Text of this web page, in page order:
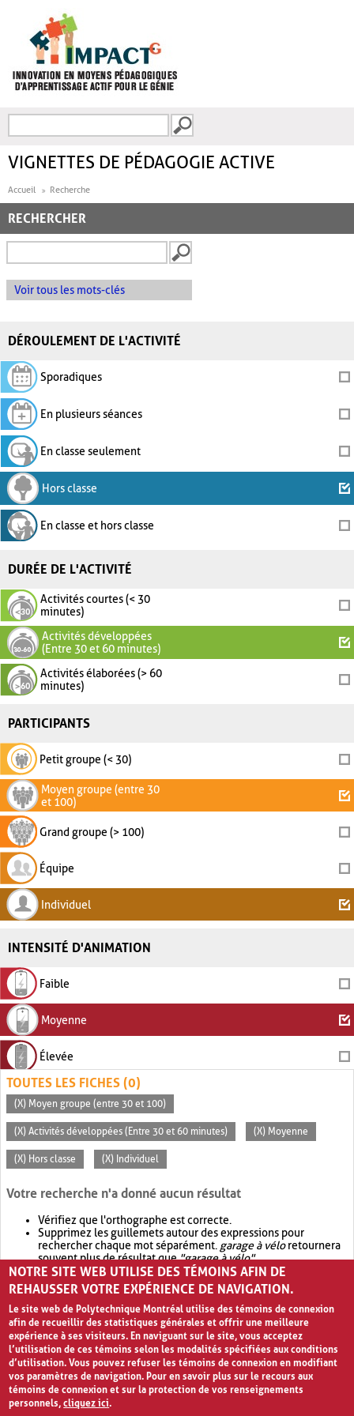
FORMULAIRE DE
VIGNETTES DE PÉDAGOGIE ACTIVE
Accueil Recherche
RECHERCHER
Voir tous les mots-clés
DÉROULEMENT DE L'ACTIVITÉ
Sporadiques
En plusieurs séances
En classe seulement
Hors classe
En classe et hors classe
DURÉE DE L'ACTIVITÉ
Activités courtes (< 30
minutes)
Activités développées
(Entre 30 et 60 minutes)
Activités élaborées (> 60
minutes)
PARTICIPANTS
Petit groupe (< 30)
Moyen groupe (entre 30
et 100)
Grand groupe (> 100)
Équipe
Individuel
INTENSITÉ D'ANIMATION
Faible
Moyenne
Élevée
TOUTES LES FICHES (0)
(X) Moyen groupe (entre 30 et 100)
(X) Activités développées (Entre 30 et 60 minutes) (X) Moyenne
(X) Hors classe (X) Individuel
Votre recherche n'a donné aucun résultat
Vérifiez que l'orthographe est correcte.
Supprimez les guillemets autour des expressions pour
rechercher chaque mot séparément. garage à véloretournera
souvent plus de résultat que"garage à vélo".
Envisagez d'élargir votre recherche avec OR.garage OR vélo
retournera souvent plus de résultat quegarage à vélo
NOTRE SITE WEB UTILISE DES TÉMOINS AFIN DE
REHAUSSER VOTRE EXPÉRIENCE DE NAVIGATION.
Le site web de Polytechnique Montréal utilise des témoins de connexion
afin de recueillir des statistiques générales et offrir une meilleure
expérience à ses visiteurs. En naviguant sur le site, vous acceptez
l’utilisation de ces témoins selon les modalités spécifiées aux conditions
d’utilisation. Vous pouvez refuser les témoins de connexion en modifiant
vos paramètres de navigation. Pour en savoir plus sur le recours aux
témoins de connexion et sur la protection de vos renseignements
personnels,cliquez ici.